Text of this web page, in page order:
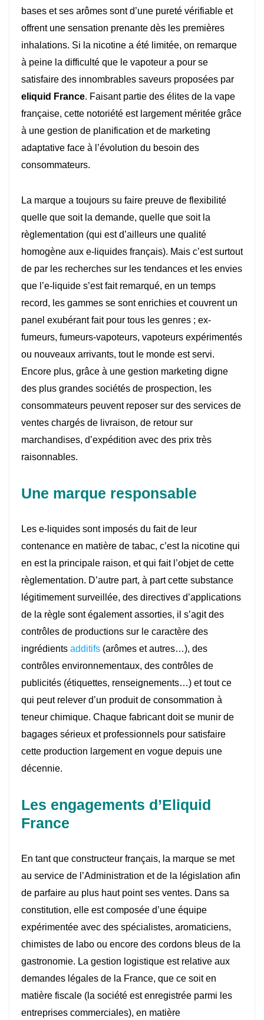
bases et ses arômes sont d’une pureté vérifiable et
offrent une sensation prenante dès les premières
inhalations. Si la nicotine a été limitée, on remarque
à peine la difficulté que le vapoteur a pour se
satisfaire des innombrables saveurs proposées par
eliquid France. Faisant partie des élites de la vape
française, cette notoriété est largement méritée grâce
à une gestion de planification et de marketing
adaptative face à l’évolution du besoin des
consommateurs.
La marque a toujours su faire preuve de flexibilité
quelle que soit la demande, quelle que soit la
règlementation (qui est d’ailleurs une qualité
homogène aux e-liquides français). Mais c’est surtout
de par les recherches sur les tendances et les envies
que l’e-liquide s’est fait remarqué, en un temps
record, les gammes se sont enrichies et couvrent un
panel exubérant fait pour tous les genres ; ex-
fumeurs, fumeurs-vapoteurs, vapoteurs expérimentés
ou nouveaux arrivants, tout le monde est servi.
Encore plus, grâce à une gestion marketing digne
des plus grandes sociétés de prospection, les
consommateurs peuvent reposer sur des services de
ventes chargés de livraison, de retour sur
marchandises, d’expédition avec des prix très
raisonnables.
Une marque responsable
Les e-liquides sont imposés du fait de leur
contenance en matière de tabac, c’est la nicotine qui
en est la principale raison, et qui fait l’objet de cette
règlementation. D’autre part, à part cette substance
légitimement surveillée, des directives d’applications
de la règle sont également assorties, il s’agit des
contrôles de productions sur le caractère des
ingrédients additifs (arômes et autres…), des
contrôles environnementaux, des contrôles de
publicités (étiquettes, renseignements…) et tout ce
qui peut relever d’un produit de consommation à
teneur chimique. Chaque fabricant doit se munir de
bagages sérieux et professionnels pour satisfaire
cette production largement en vogue depuis une
décennie.
Les engagements d’Eliquid
France
En tant que constructeur français, la marque se met
au service de l’Administration et de la législation afin
de parfaire au plus haut point ses ventes. Dans sa
constitution, elle est composée d’une équipe
expérimentée avec des spécialistes, aromaticiens,
chimistes de labo ou encore des cordons bleus de la
gastronomie. La gestion logistique est relative aux
demandes légales de la France, que ce soit en
matière fiscale (la société est enregistrée parmi les
entreprises commerciales), en matière